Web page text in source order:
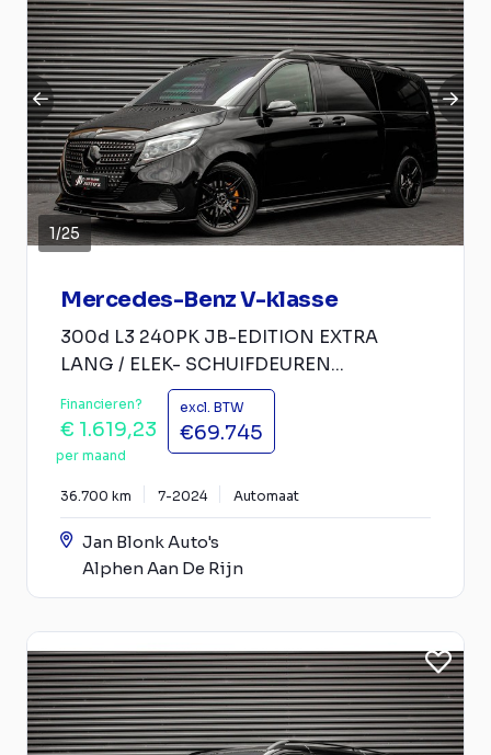
1/25
Mercedes-Benz V-klasse
300d L3 240PK JB-EDITION EXTRA
LANG / ELEK- SCHUIFDEUREN...
Financieren?
€ 1.619,23
per maand
excl. BTW
€69.745
36.700 km 7-2024 Automaat
Jan Blonk Auto's
Alphen Aan De Rijn